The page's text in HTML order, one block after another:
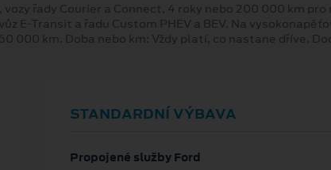
řady Courier a Connect, 4 roky nebo 200 000 km
E-Transit a řadu Custom PHEV a BEV. Na
km. Doba nebo km: Vždy platí, co nastane dříve.
STANDARDNÍ VÝBAVA
Propojené služby Ford